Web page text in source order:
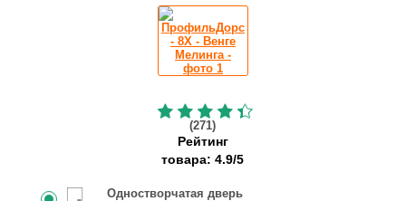
(271)
Рейтинг
товара:4.9/5
Одностворчатая дверь